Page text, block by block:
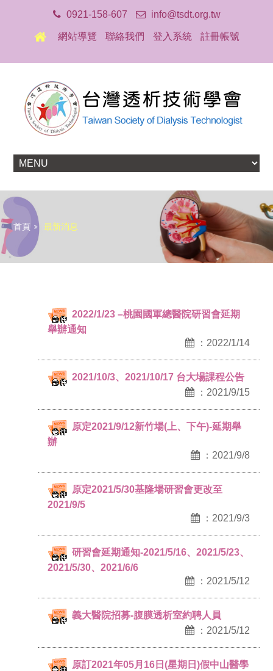
0921-158-607 info@tsdt.org.tw
網站導覽 聯絡我們 登入系統 註冊帳號
首頁 最新消息
2022/1/23 –桃園國軍總醫院研習會延期
舉辦通知
：2022/1/14
2021/10/3、2021/10/17 台大場課程公告
：2021/9/15
原定2021/9/12新竹場(上、下午)-延期舉
辦
：2021/9/8
原定2021/5/30基隆場研習會更改至
2021/9/5
：2021/9/3
研習會延期通知-2021/5/16、2021/5/23、
2021/5/30、2021/6/6
：2021/5/12
義大醫院招募-腹膜透析室約聘人員
：2021/5/12
原訂2021年05月16日(星期日)假中山醫學